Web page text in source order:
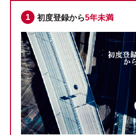
初度登録から5年未満